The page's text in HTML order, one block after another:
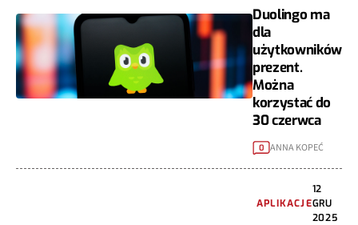
Duolingo ma
dla
użytkowników
prezent.
Można
korzystać do
30 czerwca
0 ANNA KOPEĆ
APLIKACJE
12
GRU
2025